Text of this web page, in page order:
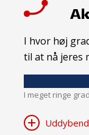
I hvor høj
til at nå jeres
I meget ringe grad